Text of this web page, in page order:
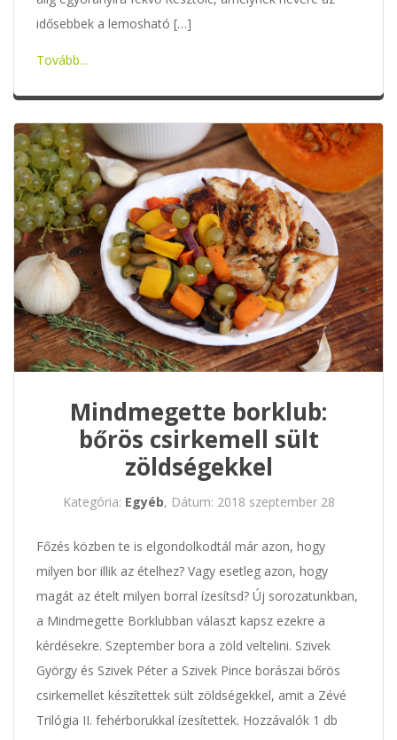
idősebbek a lemosható […]
Tovább...
Mindmegette borklub:
bőrös csirkemell sült
zöldségekkel
Kategória: Egyéb, Dátum: 2018 szeptember 28
Főzés közben te is elgondolkodtál már azon, hogy
milyen bor illik az ételhez? Vagy esetleg azon, hogy
magát az ételt milyen borral ízesítsd? Új sorozatunkban,
a Mindmegette Borklubban választ kapsz ezekre a
kérdésekre. Szeptember bora a zöld veltelini. Szivek
György és Szivek Péter a Szivek Pince borászai bőrös
csirkemellet készítettek sült zöldségekkel, amit a Zévé
Trilógia II. fehérborukkal ízesítettek. Hozzávalók 1 db